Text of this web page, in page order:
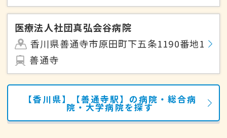
医療法人社団真弘会谷病院
香川県善通寺市原田町下五条1190番地1
善通寺
【香川県】【善通寺駅】の病院・総合病
院・大学病院を探す